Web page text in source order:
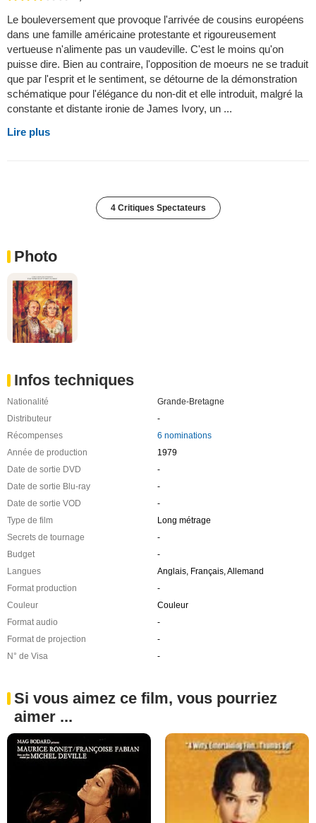
Le bouleversement que provoque l'arrivée de cousins européens
dans une famille américaine protestante et rigoureusement
vertueuse n'alimente pas un vaudeville. C'est le moins qu'on
puisse dire. Bien au contraire, l'opposition de moeurs ne se traduit
que par l'esprit et le sentiment, se détourne de la démonstration
schématique pour l'élégance du non-dit et elle introduit, malgré la
constante et distante ironie de James Ivory, un ...
Lire plus
4 Critiques Spectateurs
Photo
Infos techniques
Nationalité
Grande-Bretagne
Distributeur
-
Récompenses
6 nominations
Année de production
1979
Date de sortie DVD
-
Date de sortie Blu-ray
-
Date de sortie VOD
-
Type de film
Long métrage
Secrets de tournage
-
Budget
-
Langues
Anglais, Français, Allemand
Format production
-
Couleur
Couleur
Format audio
-
Format de projection
-
N° de Visa
-
Si vous aimez ce film, vous pourriez
aimer ...